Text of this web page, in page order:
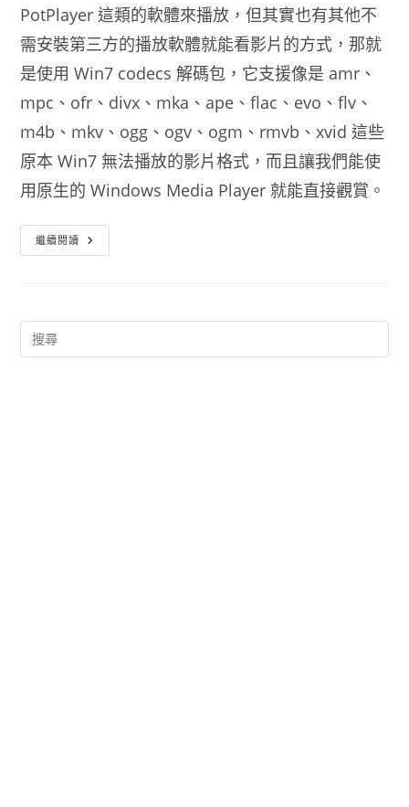
PotPlayer 這類的軟體來播放，但其實也有其他不
需安裝第三方的播放軟體就能看影片的方式，那就
是使用 Win7 codecs 解碼包，它支援像是 amr、
mpc、ofr、divx、mka、ape、flac、evo、flv、
m4b、mkv、ogg、ogv、ogm、rmvb、xvid 這些
原本 Win7 無法播放的影片格式，而且讓我們能使
用原生的 Windows Media Player 就能直接觀賞。
繼續閱讀 Win7
影
編